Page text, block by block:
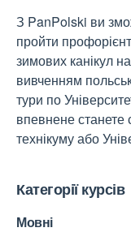
З PanPolski ви
пройти
зимових канікул
вивченням
тури по
впевнене станете
технікуму або
Категорії курсів
Мовні